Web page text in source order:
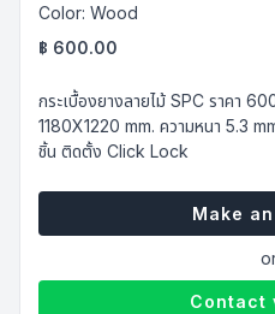
Color: Wood
฿ 600.00
กระเบื้องยางลายไม้ SPC ราคา
1180X1220 mm. ความหนา 5.3
ชิ้น ติดตั้ง Click Lock
Make
Contact